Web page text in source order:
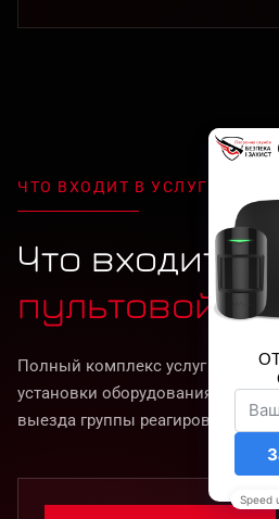
ЧТО ВХОДИТ В УСЛУГУ
Что входит в
пультовой
Полный комплекс услуг для
установки оборудования до
выезда группы реагирования.